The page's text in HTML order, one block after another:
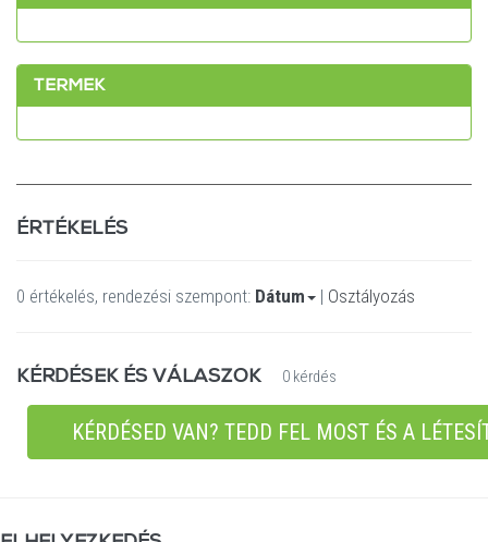
TERMEK
ÉRTÉKELÉS
0 értékelés, rendezési szempont: Dátum | Osztályozás
KÉRDÉSEK ÉS VÁLASZOK 0 kérdés
KÉRDÉSED VAN? TEDD FEL MOST ÉS A